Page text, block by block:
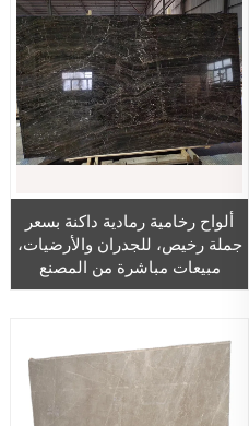
ألواح رخامية رمادية داكنة بسعر
جملة رخيص، للجدران والأرضيات،
مبيعات مباشرة من المصنع